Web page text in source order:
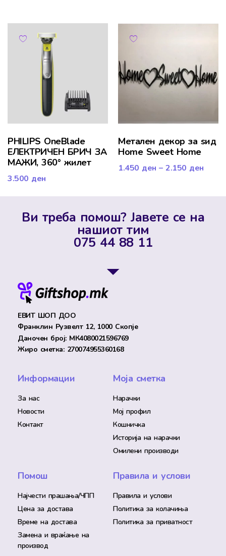
PHILIPS OneBlade
ЕЛЕКТРИЧЕН БРИЧ ЗА
МАЖИ, 360° жилет
3.500 ден
Mетален декор за ѕид
Home Sweet Home
1.450 ден – 2.150 ден
Ви треба помош? Јавете се на
нашиот тим
075 44 88 11
ЕВИТ ШОП ДОО
Франклин Рузвелт 12, 1000 Скопје
Даночен број: МК4080021596769
Жиро сметка: 270074955360168
Информации
За нас
Новости
Контакт
Моја сметка
Нарачки
Мој профил
Кошничка
Историја на нарачки
Омилени производи
Помош
Најчести прашања/ЧПП
Цена за достава
Време на достава
Замена и враќање на
производ
Правила и услови
Правила и услови
Политика за колачиња
Политика за приватност